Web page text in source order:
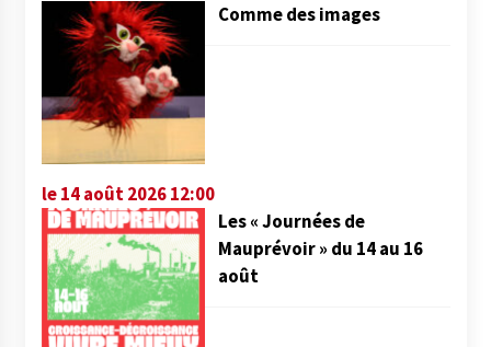
Comme des images
le 14 août 2026 12:00
Les « Journées de
Mauprévoir » du 14 au 16
août